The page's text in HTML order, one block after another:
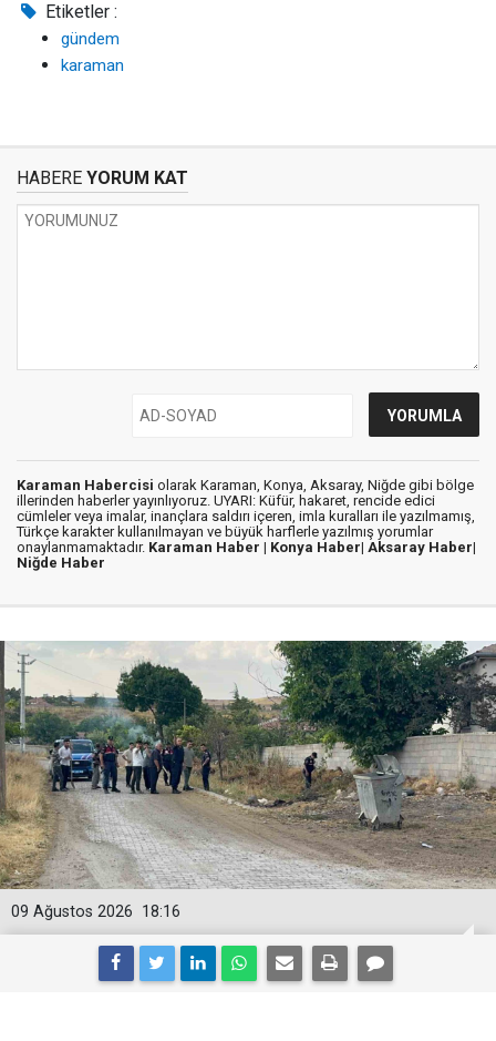
Etiketler :
gündem
karaman
HABERE YORUM KAT
Karaman Habercisi olarak Karaman, Konya, Aksaray, Niğde gibi bölge
illerinden haberler yayınlıyoruz. UYARI: Küfür, hakaret, rencide edici
cümleler veya imalar, inançlara saldırı içeren, imla kuralları ile yazılmamış,
Türkçe karakter kullanılmayan ve büyük harflerle yazılmış yorumlar
onaylanmamaktadır. Karaman Haber | Konya Haber| Aksaray Haber|
Niğde Haber
18:16
09 Ağustos 2026